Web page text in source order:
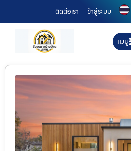
ติดต่อเรา เข้าสู่ระบบ
เมนู